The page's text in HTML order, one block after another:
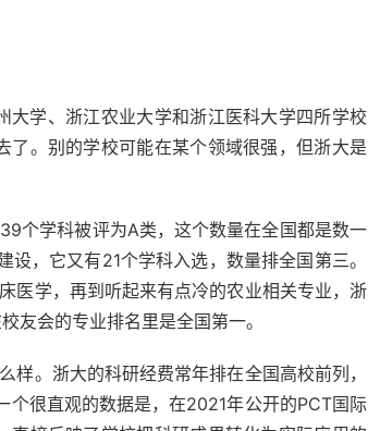
学、浙江农业大学和浙江医科大学四所学校
。别的学校可能在某个领域很强，但浙大是
个学科被评为A类，这个数量在全国都是数一
，它又有21个学科入选，数量排全国第三。
医学，再到听起来有点冷的农业相关专业，浙
友会的专业排名里是全国第一。
。浙大的科研经费常年排在全国高校前列，
很直观的数据是，在2021年公开的PCT国际